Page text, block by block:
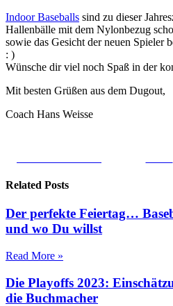
Indoor Baseballs sind zu dieser
Hallenbälle mit dem Nylonbezug
sowie das Gesicht der neuen Spieler
: )
Wünsche dir viel noch Spaß in der
Mit besten Grüßen aus dem Dugout,
Coach Hans Weisse
Related Posts
Der perfekte Feiertag…
und wo Du willst
Read More »
Die Playoffs 2023:
die Buchmacher